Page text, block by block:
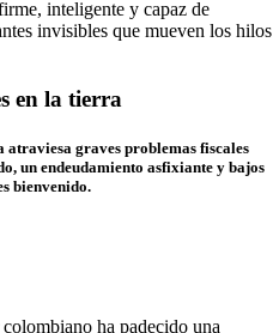
inteligente y capaz de
invisibles que mueven los hilos
en la tierra
atraviesa graves problemas fiscales
un endeudamiento asfixiante y bajos
bienvenido.
ha padecido una